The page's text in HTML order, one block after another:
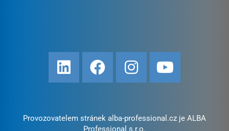
Provozovatelem stránek alba-professional.cz je ALBA
Professional s.r.o.